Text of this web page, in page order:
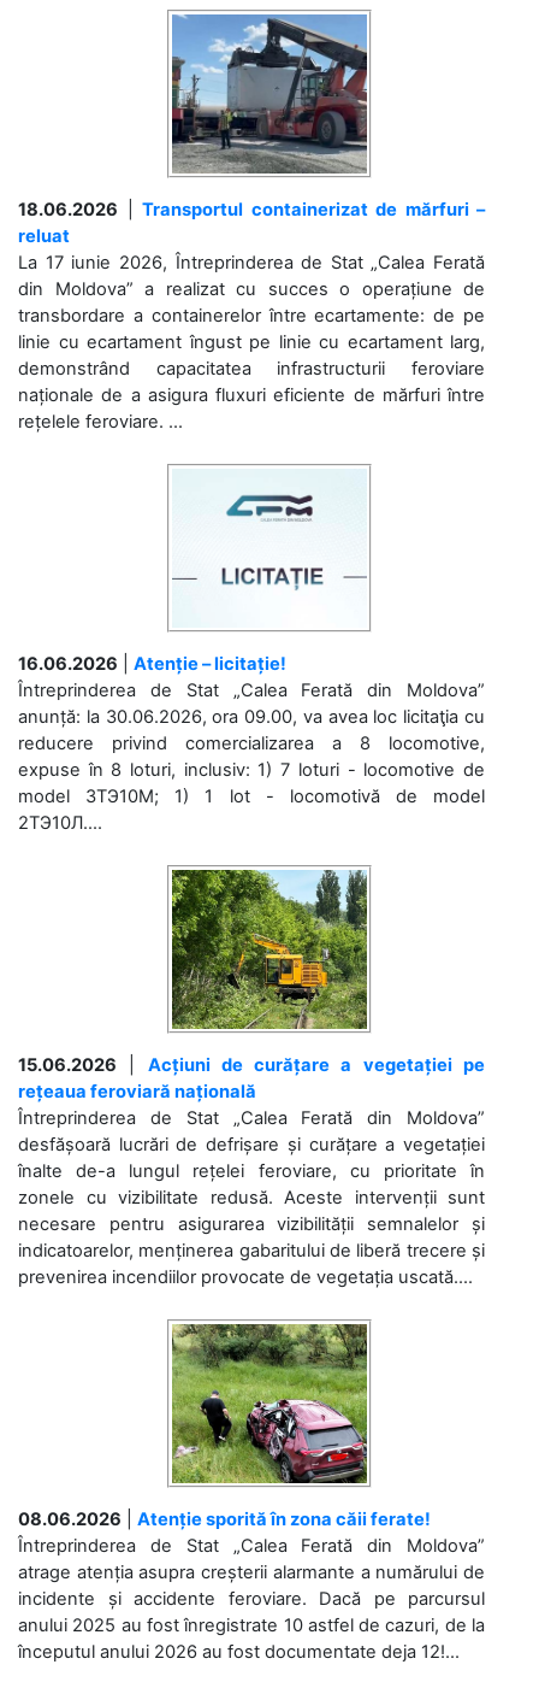
18.06.2026
Transportul containerizat de mărfuri –
reluat
La 17 iunie 2026, Întreprinderea de Stat „Calea Ferată
din Moldova” a realizat cu succes o operațiune de
transbordare a containerelor între ecartamente: de pe
linie cu ecartament îngust pe linie cu ecartament larg,
demonstrând capacitatea infrastructurii feroviare
naționale de a asigura fluxuri eficiente de mărfuri între
rețelele feroviare. ...
16.06.2026
Atenție – licitație!
Întreprinderea de Stat „Calea Ferată din Moldova”
anunță: la 30.06.2026, ora 09.00, va avea loc licitaţia cu
reducere privind comercializarea a 8 locomotive,
expuse în 8 loturi, inclusiv: 1) 7 loturi - locomotive de
model 3ТЭ10М; 1) 1 lot - locomotivă de model
2ТЭ10Л....
15.06.2026
Acțiuni de curățare a vegetației pe
rețeaua feroviară națională
Întreprinderea de Stat „Calea Ferată din Moldova”
desfășoară lucrări de defrișare și curățare a vegetației
înalte de-a lungul rețelei feroviare, cu prioritate în
zonele cu vizibilitate redusă. Aceste intervenții sunt
necesare pentru asigurarea vizibilității semnalelor și
indicatoarelor, menținerea gabaritului de liberă trecere și
prevenirea incendiilor provocate de vegetația uscată....
08.06.2026
Atenție sporită în zona căii ferate!
Întreprinderea de Stat „Calea Ferată din Moldova”
atrage atenția asupra creșterii alarmante a numărului de
incidente și accidente feroviare. Dacă pe parcursul
anului 2025 au fost înregistrate 10 astfel de cazuri, de la
începutul anului 2026 au fost documentate deja 12!...